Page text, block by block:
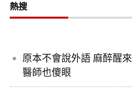
熱搜
原本不會說外語 麻醉醒
醫師也傻眼